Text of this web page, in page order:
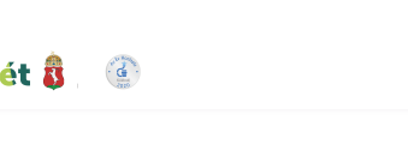
Város Honlapja